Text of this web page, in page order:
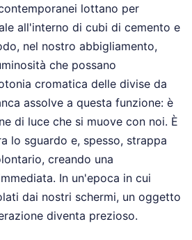
lottano per
all'interno di cubi di cemento e
nel nostro abbigliamento,
che possano
cromatica delle divise da
assolve a questa funzione: è
di luce che si muove con noi. È
lo sguardo e, spesso, strappa
creando una
In un'epoca in cui
dai nostri schermi, un oggetto
diventa prezioso.